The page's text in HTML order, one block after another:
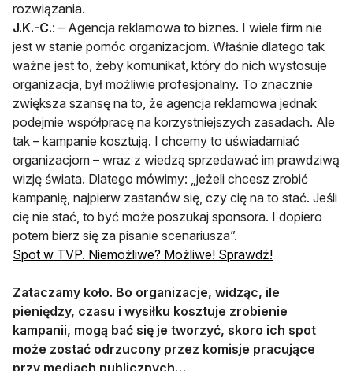
rozwiązania.
J.K.-C.: – Agencja reklamowa to biznes. I wiele firm nie
jest w stanie pomóc organizacjom. Właśnie dlatego tak
ważne jest to, żeby komunikat, który do nich wystosuje
organizacja, był możliwie profesjonalny. To znacznie
zwiększa szansę na to, że agencja reklamowa jednak
podejmie współpracę na korzystniejszych zasadach. Ale
tak – kampanie kosztują. I chcemy to uświadamiać
organizacjom – wraz z wiedzą sprzedawać im prawdziwą
wizję świata. Dlatego mówimy: „jeżeli chcesz zrobić
kampanię, najpierw zastanów się, czy cię na to stać. Jeśli
cię nie stać, to być może poszukaj sponsora. I dopiero
potem bierz się za pisanie scenariusza”.
Spot w TVP. Niemożliwe? Możliwe! Sprawdź!otwiera się w
Zataczamy koło. Bo organizacje, widząc, ile
pieniędzy, czasu i wysiłku kosztuje zrobienie
kampanii, mogą bać się je tworzyć, skoro ich spot
może zostać odrzucony przez komisje pracujące